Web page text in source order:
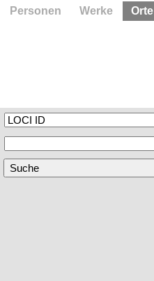
Personen Werke Orte